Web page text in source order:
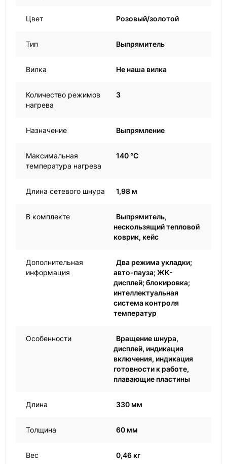
Цвет Розовый/золотой
Тип Выпрямитель
Вилка Не наша вилка
Количество режимов
нагрева
3
Назначение Выпрямление
Максимальная
температура нагрева
140 °C
Длина сетевого шнура 1,98 м
В комплекте
Выпрямитель,
нескользящий тепловой
коврик, кейс
Дополнительная
информация
Два режима укладки;
авто-пауза; ЖК-
дисплей; блокировка;
интеллектуальная
система контроля
температур
Особенности
Вращение шнура,
дисплей, индикация
включения, индикация
готовности к работе,
плавающие пластины
Длина 330 мм
Толщина 60 мм
Вес 0,46 кг